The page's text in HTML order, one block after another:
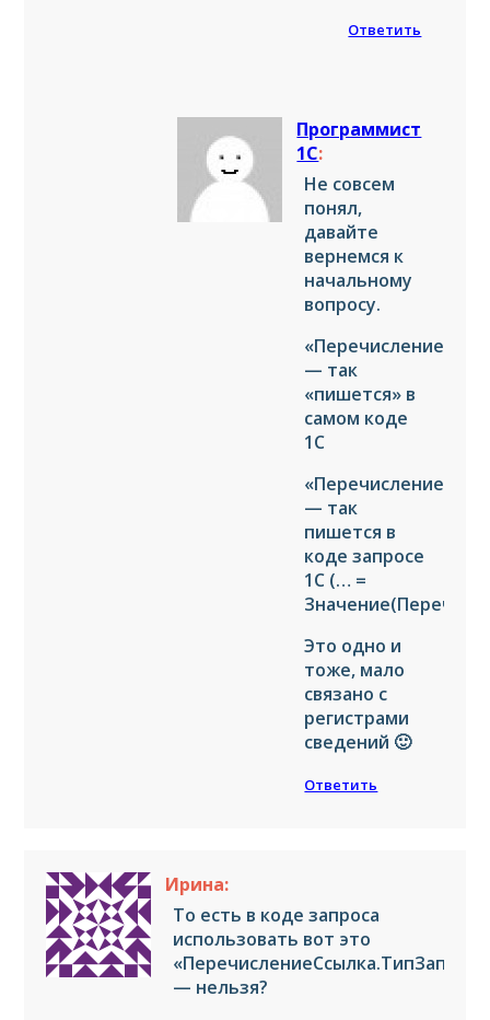
Ответить
Программист
1С:
Не совсем
понял,
давайте
вернемся к
начальному
вопросу.
— так
«пишется» в
самом коде
1С
— так
пишется в
коде запросе
1С (… =
Это одно и
тоже, мало
связано с
регистрами
сведений 🙂
Ответить
Ирина:
То есть в коде запроса
использовать вот это
— нельзя?